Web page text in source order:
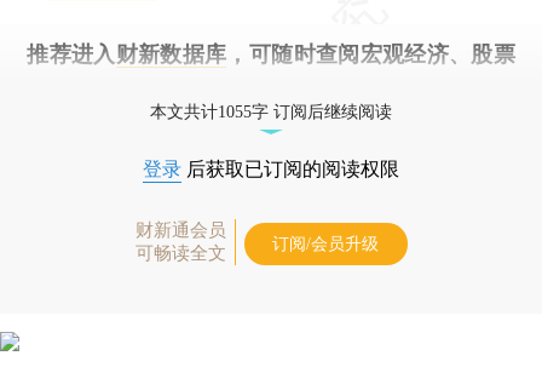
推荐进入 财新数据库 ，可随时查阅宏观经济、股票
本文共计1055字 订阅后继续阅读
登录 后获取已订阅的阅读权限
财新通会员
可畅读全文
订阅/会员升级